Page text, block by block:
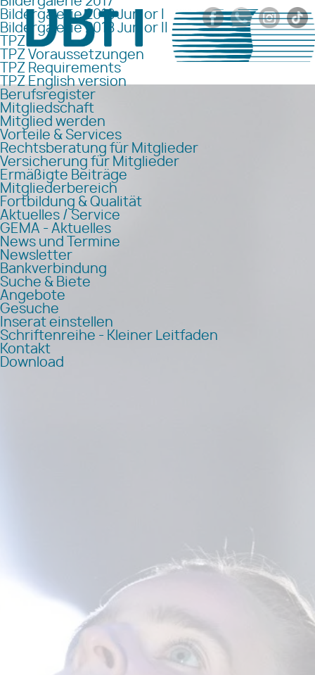
Bildergalerie 2018 Junior I
Bildergalerie 2018 Junior II
TPZ
TPZ Voraussetzungen
TPZ Requirements
TPZ English version
Berufsregister
Mitgliedschaft
Mitglied werden
Vorteile & Services
Rechtsberatung für Mitglieder
Versicherung für Mitglieder
Ermäßigte Beiträge
Mitgliederbereich
Fortbildung & Qualität
Aktuelles / Service
GEMA - Aktuelles
News und Termine
Newsletter
Bankverbindung
Suche & Biete
Angebote
Gesuche
Inserat einstellen
Schriftenreihe - Kleiner Leitfaden
Kontakt
Download